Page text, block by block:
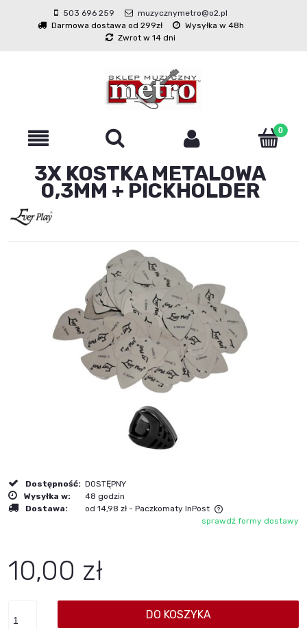
503 696 259
muzycznymetro@o2.pl
Darmowa dostawa od 299zł
Wysyłka w 48h
Zwrot w 14 dni
3X KOSTKA METALOWA
0,3MM + PICKHOLDER
Dostępność: DOSTĘPNY
Wysyłka w:
48 godzin
Dostawa:
od 14,98 zł - Paczkomaty InPost
Cena nie zawiera ewentualnych kosztów płatnościsprawdź formy dostawy
10,00 zł
DO KOSZYKA